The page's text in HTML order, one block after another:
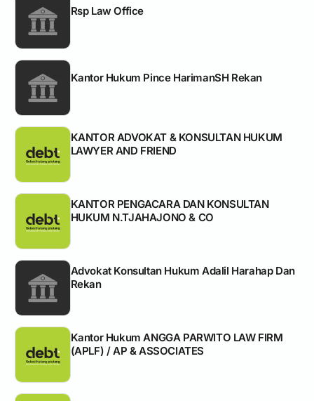
Rsp Law Office
Kantor Hukum Pince HarimanSH Rekan
KANTOR ADVOKAT & KONSULTAN HUKUM
LAWYER AND FRIEND
KANTOR PENGACARA DAN KONSULTAN
HUKUM N.TJAHAJONO & CO
Advokat Konsultan Hukum Adalil Harahap Dan
Rekan
Kantor Hukum ANGGA PARWITO LAW FIRM
(APLF) / AP & ASSOCIATES